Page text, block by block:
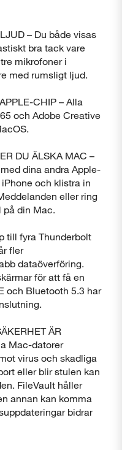
– Du både visas
bra tack vare
mikrofoner i
med rumsligt ljud.
CHIP – Alla
och Adobe Creative
DU ÄLSKA MAC –
dina andra Apple-
och klistra in
eller ring
din Mac.
till fyra Thunderbolt
fler
dataöverföring.
för att få en
och Bluetooth 5.3 har
ÄR
Mac-datorer
virus och skadliga
eller blir stulen kan
FileVault håller
annan kan komma
bidrar